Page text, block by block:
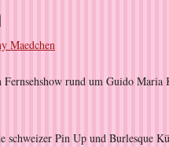
Maedchen
rund um Guido
schweizer Pin Up und Burlesque